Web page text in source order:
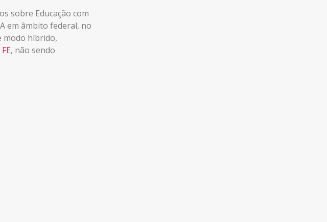
sobre Educação com
em âmbito federal, no
modo híbrido,
, não sendo